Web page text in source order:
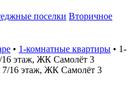
поселки Вторичное
• 1-комнатные квартиры • 1-
16 этаж, ЖК Самолёт 3
7/16 этаж, ЖК Самолёт 3